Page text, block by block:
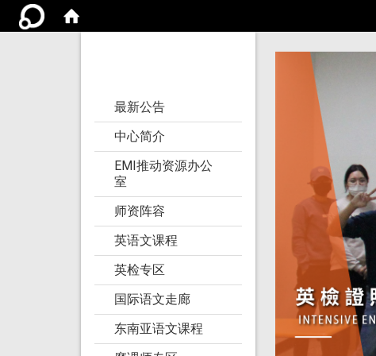
最新公告
中心简介
EMI推动资源办公
室
师资阵容
英语文课程
英检专区
国际语文走廊
东南亚语文课程